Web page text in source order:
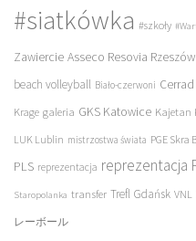
#siatkówka #szkoły
Zawiercie Asseco Resovia Rzeszów
beach volleyball Biało-czerwoni
Krage galeria GKS Katowice Kajetan
LUK Lublin mistrzostwa świata PGE Skra
PLS reprezentacja reprezentacja
Staropolanka transfer Trefl Gdańsk VNL
レーボール